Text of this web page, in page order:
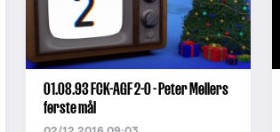
01.08.93 FCK-AGF 2-0 - Peter Møllers
første mål